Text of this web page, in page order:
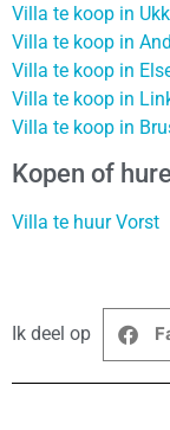
Villa te koop in
Villa te koop in
Villa te koop in
Villa te koop in
Villa te koop in
Kopen of
Villa te huur Vorst
Ik deel op